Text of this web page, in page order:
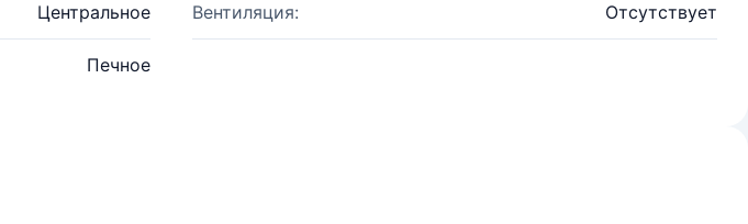
Центральное Вентиляция: Отсутствует
Печное